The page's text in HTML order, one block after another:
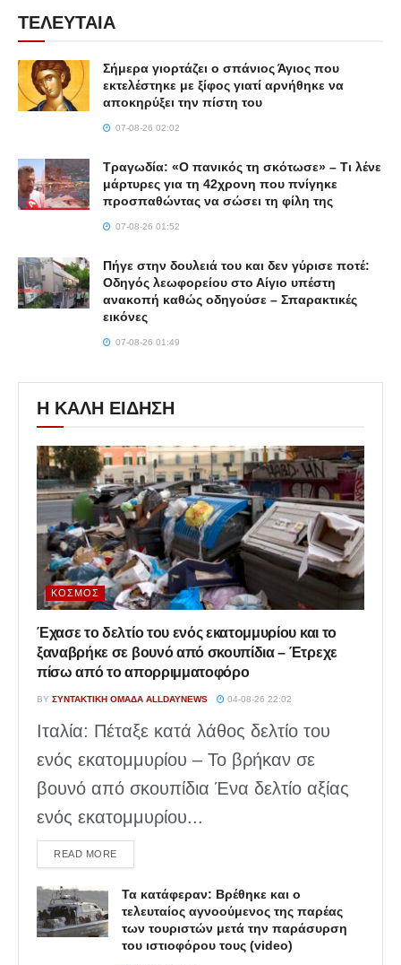
ΤΕΛΕΥΤΑΙΑ
Σήμερα γιορτάζει ο σπάνιος Άγιος που
εκτελέστηκε με ξίφος γιατί αρνήθηκε να
αποκηρύξει την πίστη του
07-08-26 02:02
Τραγωδία: «Ο πανικός τη σκότωσε» – Τι λένε
μάρτυρες για τη 42χρονη που πνίγηκε
προσπαθώντας να σώσει τη φίλη της
07-08-26 01:52
Πήγε στην δουλειά του και δεν γύρισε ποτέ:
Οδηγός λεωφορείου στο Αίγιο υπέστη
ανακοπή καθώς οδηγούσε – Σπαρακτικές
εικόνες
07-08-26 01:49
Η ΚΑΛΗ ΕΙΔΗΣΗ
ΚΌΣΜΟΣ
Έχασε το δελτίο του ενός εκατομμυρίου και το
ξαναβρήκε σε βουνό από σκουπίδια – Έτρεχε
πίσω από το απορριμματοφόρο
BY ΣΥΝΤΑΚΤΙΚΉ ΟΜΆΔΑ ALLDAYNEWS 04-08-26 22:02
Ιταλία: Πέταξε κατά λάθος δελτίο του
ενός εκατομμυρίου – Το βρήκαν σε
βουνό από σκουπίδια Ένα δελτίο αξίας
ενός εκατομμυρίου...
READ MOREDETAILS
Τα κατάφεραν: Βρέθηκε και ο
τελευταίος αγνοούμενος της παρέας
των τουριστών μετά την παράσυρση
του ιστιοφόρου τους (video)